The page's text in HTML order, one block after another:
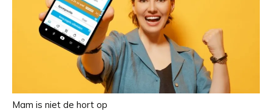
Mam is niet de hort op